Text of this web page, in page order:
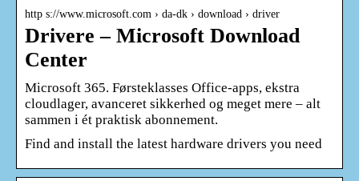
http s://www.microsoft.com › da-dk › download › driver
Drivere – Microsoft Download
Center
Microsoft 365. Førsteklasses Office-apps, ekstra
cloudlager, avanceret sikkerhed og meget mere – alt
sammen i ét praktisk abonnement.
Find and install the latest hardware drivers you need